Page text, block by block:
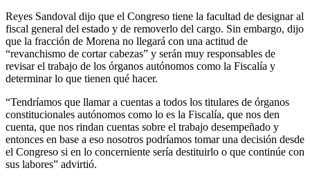
Reyes Sandoval dijo que el Congreso tiene la facultad de designar al
fiscal general del estado y de removerlo del cargo. Sin embargo, dijo
que la fracción de Morena no llegará con una actitud de
“revanchismo de cortar cabezas” y serán muy responsables de
revisar el trabajo de los órganos autónomos como la Fiscalía y
determinar lo que tienen qué hacer.
“Tendríamos que llamar a cuentas a todos los titulares de órganos
constitucionales autónomos como lo es la Fiscalía, que nos den
cuenta, que nos rindan cuentas sobre el trabajo desempeñado y
entonces en base a eso nosotros podríamos tomar una decisión desde
el Congreso si en lo concerniente sería destituirlo o que continúe con
sus labores” advirtió.